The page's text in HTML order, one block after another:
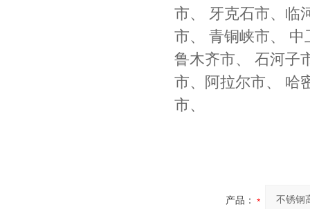
市、 牙克石市、临
市、 青铜峡市、
鲁木齐市、 石河子
市、阿拉尔市、 哈
市、
产品：